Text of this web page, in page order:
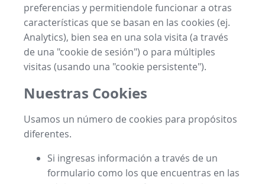
preferencias y permitiendole funcionar a otras
características que se basan en las cookies (ej.
Analytics), bien sea en una sola visita (a través
de una "cookie de sesión") o para múltiples
visitas (usando una "cookie persistente").
Nuestras Cookies
Usamos un número de cookies para propósitos
diferentes.
Si ingresas información a través de un
formulario como los que encuentras en las